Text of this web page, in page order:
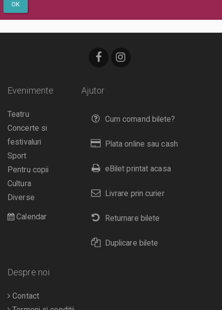
OK
Ajutor
Cum comand bilete?
Plata online sau cash
eBilet printat acasa
Livrare prin curier
Returnare bilete
Duplicare bilete
Evenimente
Teatru
Concerte si
festivaluri
Sport
Pentru copii
Cultura
Diverse
Calendar
Despre noi
Contact